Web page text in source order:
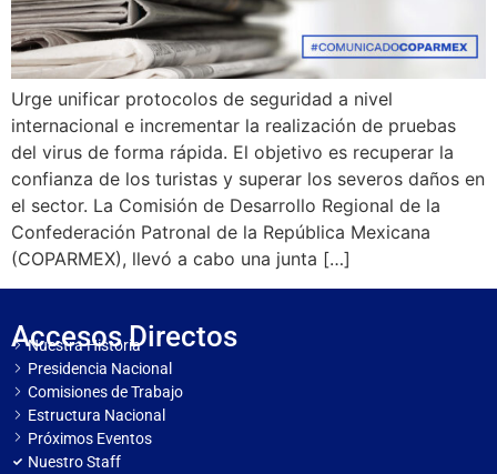
Urge unificar protocolos de seguridad a nivel
internacional e incrementar la realización de pruebas
del virus de forma rápida. El objetivo es recuperar la
confianza de los turistas y superar los severos daños en
el sector. La Comisión de Desarrollo Regional de la
Confederación Patronal de la República Mexicana
(COPARMEX), llevó a cabo una junta […]
Accesos Directos
Nuestra Historia
Presidencia Nacional
Comisiones de Trabajo
Estructura Nacional
Próximos Eventos
Nuestro Staff